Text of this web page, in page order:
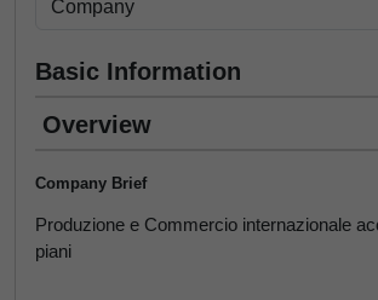
Basic Information
Overview
Company Brief
Produzione e Commercio internazionale
piani